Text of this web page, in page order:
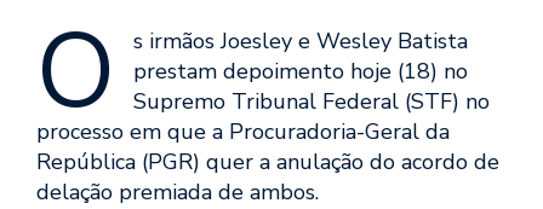
O
s irmãos Joesley e Wesley Batista
prestam depoimento hoje (18) no
Supremo Tribunal Federal (STF) no
processo em que a Procuradoria-Geral da
República (PGR) quer a anulação do acordo de
delação premiada de ambos.